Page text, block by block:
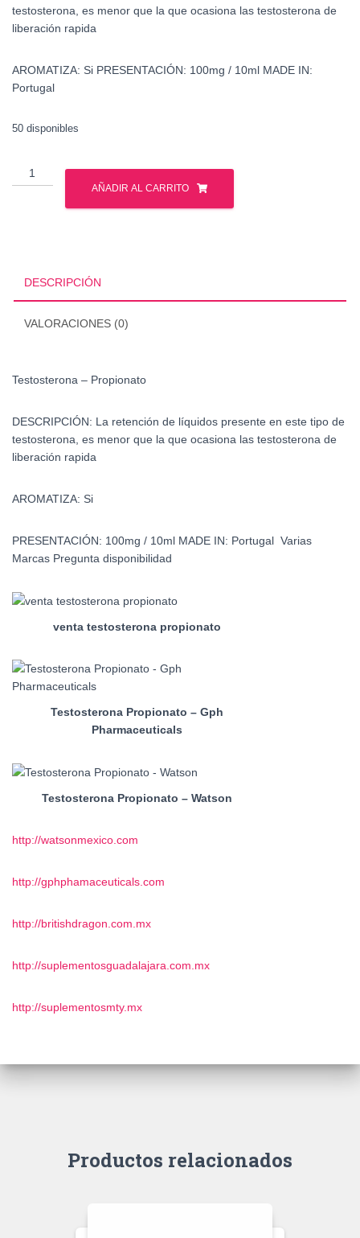
testosterona, es menor que la que ocasiona las testosterona de
liberación rapida
AROMATIZA: Si PRESENTACIÓN: 100mg / 10ml MADE IN:
Portugal
50 disponibles
Testosterona
-
Propionato
AÑADIR AL CARRITO
DESCRIPCIÓN
VALORACIONES (0)
Testosterona – Propionato
DESCRIPCIÓN: La retención de líquidos presente en este tipo de
testosterona, es menor que la que ocasiona las testosterona de
liberación rapida
AROMATIZA: Si
PRESENTACIÓN: 100mg / 10ml MADE IN: Portugal Varias
Marcas Pregunta disponibilidad
venta testosterona propionato
Testosterona Propionato – Gph
Pharmaceuticals
Testosterona Propionato – Watson
http://watsonmexico.com
http://gphphamaceuticals.com
http://britishdragon.com.mx
http://suplementosguadalajara.com.mx
http://suplementosmty.mx
Productos relacionados